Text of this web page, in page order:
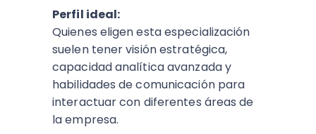
Perfil ideal:
Quienes eligen esta especialización
suelen tener visión estratégica,
capacidad analítica avanzada y
habilidades de comunicación para
interactuar con diferentes áreas de
la empresa.